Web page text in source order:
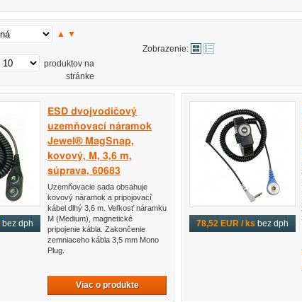
▲ ▼
Zobrazenie:
produktov na
stránke
bez dph
ESD dvojvodičový
uzemňovací náramok
Jewel® MagSnap,
kovový, M, 3,6 m,
súprava, 60683
Uzemňovacie sada obsahuje
kovový náramok a pripojovací
kábel dlhý 3,6 m. Veľkosť náramku
M (Medium), magnetické
pripojenie kábla. Zakončenie
zemniaceho kábla 3,5 mm Mono
Plug.
Viac o produkte
78,52 EUR / ks bez dph